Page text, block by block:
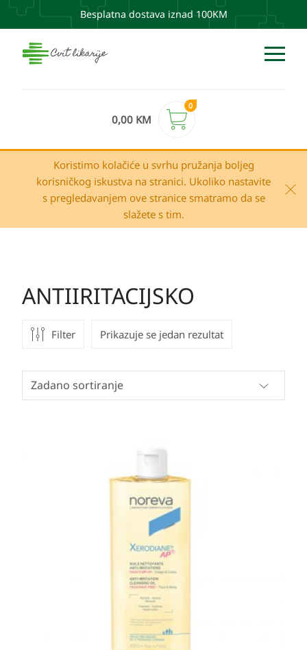
Besplatna dostava iznad 100KM
0,00 KM
0
Koristimo kolačiće u svrhu pružanja boljeg
korisničkog iskustva na stranici. Ukoliko nastavite
s pregledavanjem ove stranice smatramo da se
slažete s tim.
ANTIIRITACIJSKO
Filter Prikazuje se jedan rezultat